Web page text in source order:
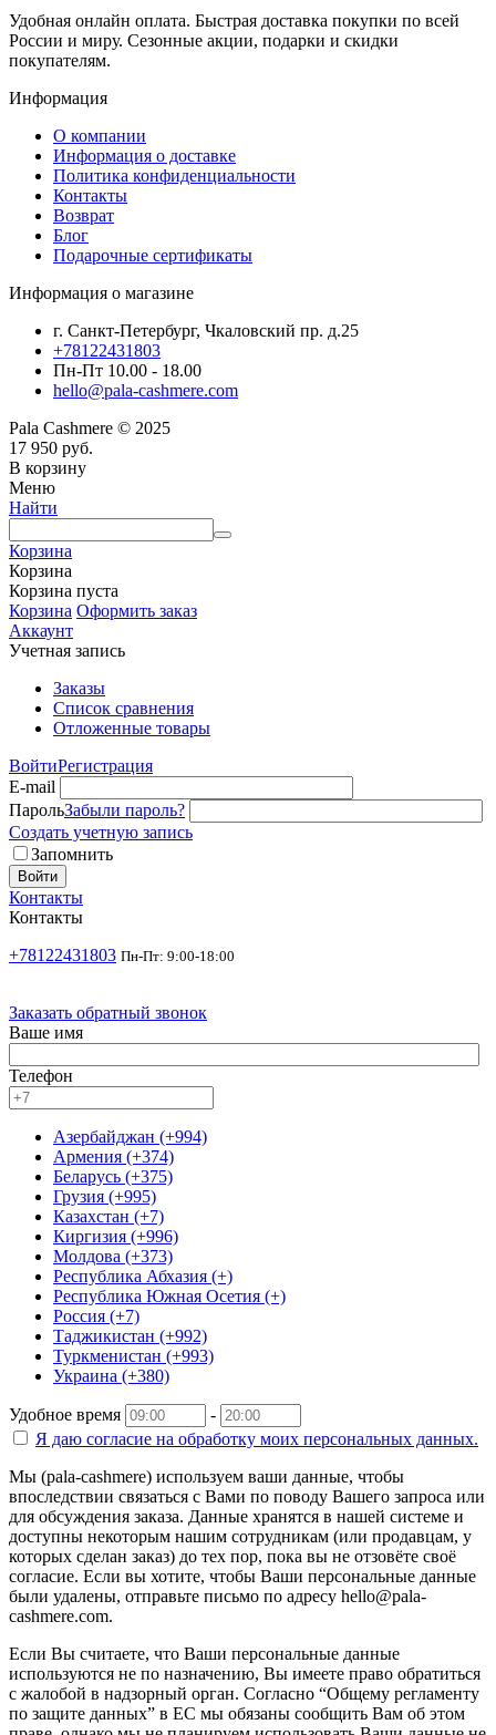
Удобная онлайн оплата. Быстрая доставка покупки по всей
России и миру. Сезонные акции, подарки и скидки
покупателям.
Информация
O компании
Информация о доставке
Политика конфиденциальности
Контакты
Возврат
Блог
Подарочные сертификаты
Информация о магазине
г. Санкт-Петербург, Чкаловский пр. д.25
+78122431803
Пн-Пт 10.00 - 18.00
hello@pala-cashmere.com
Pala Cashmere © 2025
17 950 руб.
В корзину
Меню
Найти
Корзина
Корзина
Корзина пуста
Корзина Оформить заказ
Аккаунт
Учетная запись
Заказы
Список сравнения
Отложенные товары
ВойтиРегистрация
E-mail
ПарольЗабыли пароль?
Создать учетную запись
Запомнить
Войти
Контакты
Контакты
+78122431803 Пн-Пт: 9:00-18:00
Заказать обратный звонок
Ваше имя
Телефон
Азербайджан (+994)
Армения (+374)
Беларусь (+375)
Грузия (+995)
Казахстан (+7)
Киргизия (+996)
Молдова (+373)
Республика Абхазия (+)
Республика Южная Осетия (+)
Россия (+7)
Таджикистан (+992)
Туркменистан (+993)
Украина (+380)
Удобное время
-
Я даю согласие на обработку моих персональных данных.
Мы (pala-cashmere) используем ваши данные, чтобы
впоследствии связаться с Вами по поводу Вашего запроса или
для обсуждения заказа. Данные хранятся в нашей системе и
доступны некоторым нашим сотрудникам (или продавцам, у
которых сделан заказ) до тех пор, пока вы не отзовёте своё
согласие. Если вы хотите, чтобы Ваши персональные данные
были удалены, отправьте письмо по адресу hello@pala-
cashmere.com.
Если Вы считаете, что Ваши персональные данные
используются не по назначению, Вы имеете право обратиться
с жалобой в надзорный орган. Согласно “Общему регламенту
по защите данных” в ЕС мы обязаны сообщить Вам об этом